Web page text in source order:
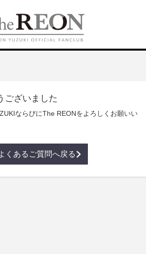
ございました
ならびにThe REONをよろしくお願いい
くあるご質問へ戻る